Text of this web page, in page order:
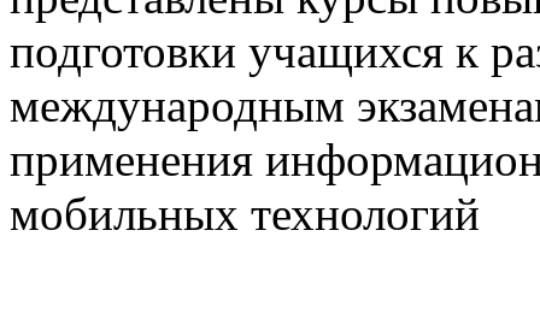
подготовки учащихся к
международным
применения
мобильных технологий